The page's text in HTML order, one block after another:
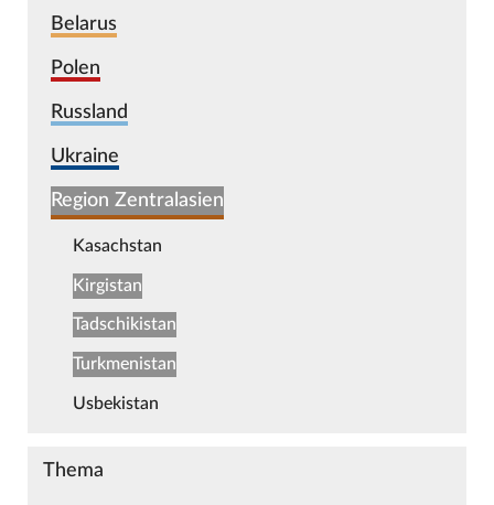
Belarus
Polen
Russland
Ukraine
Region Zentralasien
Kasachstan
Kirgistan
Tadschikistan
Turkmenistan
Usbekistan
Thema